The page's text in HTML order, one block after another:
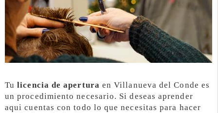
Tulicencia de apertura en Villanueva del Conde es
un procedimiento necesario. Si deseas aprender
aqui cuentas con todo lo que necesitas para hacer